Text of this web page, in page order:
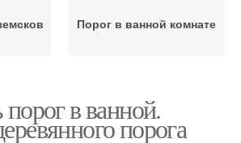
Порог в ванной комнате
порог в ванной.
порога